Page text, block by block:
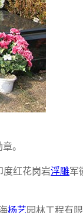
。
度红花岗岩浮雕军
杨艺 园林工程有